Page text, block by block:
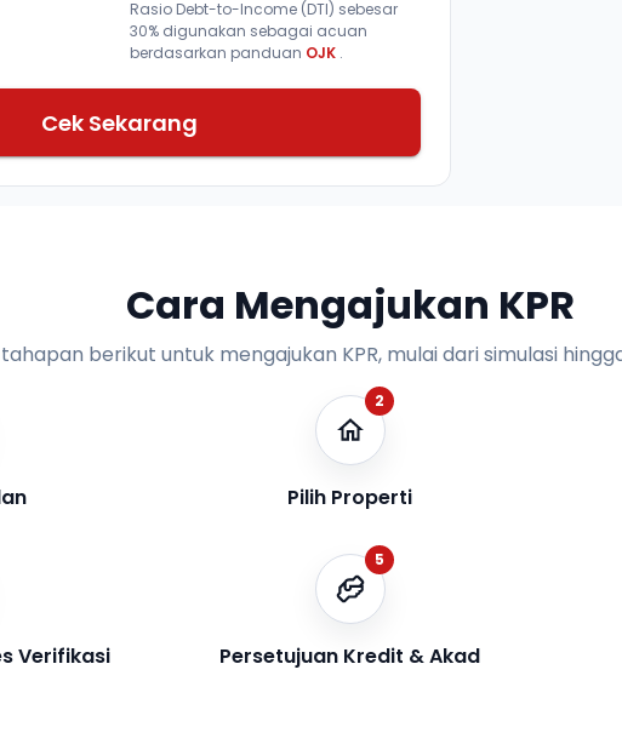
Rasio Debt-to-Income (DTI) sebesar
30% digunakan sebagai acuan
berdasarkan panduan OJK .
Cek Sekarang
Cara Mengajukan KPR
berikut untuk mengajukan KPR, mulai dari simulasi
2
Pilih Properti
Verifikasi
5
Persetujuan Kredit & Akad